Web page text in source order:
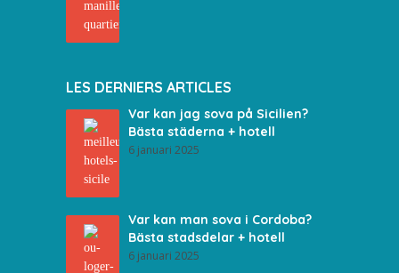
LES DERNIERS ARTICLES
Var kan jag sova på Sicilien?
Bästa städerna + hotell
6 januari 2025
Var kan man sova i Cordoba?
Bästa stadsdelar + hotell
6 januari 2025